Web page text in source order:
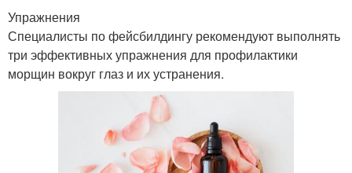
Упражнения
Специалисты по фейсбилдингу рекомендуют выполнять
три эффективных упражнения для профилактики
морщин вокруг глаз и их устранения.